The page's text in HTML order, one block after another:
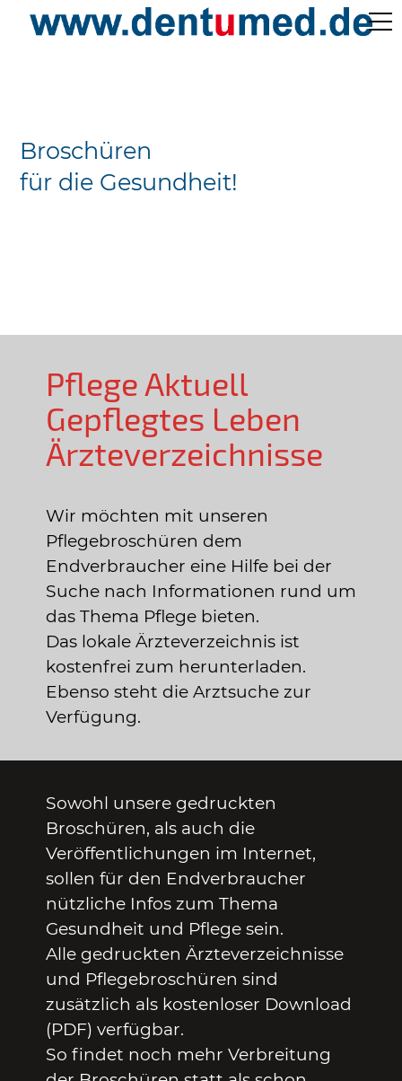
Ärzteverzeichnisse
Broschüren
für die Gesundheit!
Pflege Aktuell
Gepflegtes Leben
Ärzteverzeichnisse
Wir möchten mit unseren
Pflegebroschüren dem
Endverbraucher eine Hilfe bei der
Suche nach Informationen rund um
das Thema Pflege bieten.
Das lokale Ärzteverzeichnis ist
kostenfrei zum herunterladen.
Ebenso steht die Arztsuche zur
Verfügung.
Sowohl unsere gedruckten
Broschüren, als auch die
Veröffentlichungen im Internet,
sollen für den Endverbraucher
nützliche Infos zum Thema
Gesundheit und Pflege sein.
Alle gedruckten Ärzteverzeichnisse
und Pflegebroschüren sind
zusätzlich als kostenloser Download
(PDF) verfügbar.
So findet noch mehr Verbreitung